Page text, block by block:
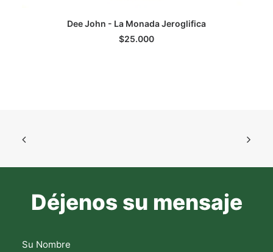
Dee John - La Monada Jeroglifica
$25.000
Déjenos su mensaje
Su Nombre